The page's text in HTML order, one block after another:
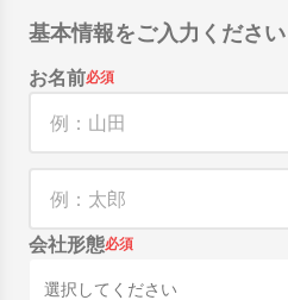
基本情報をご入力ください
お名前必須
会社形態必須
選択してください